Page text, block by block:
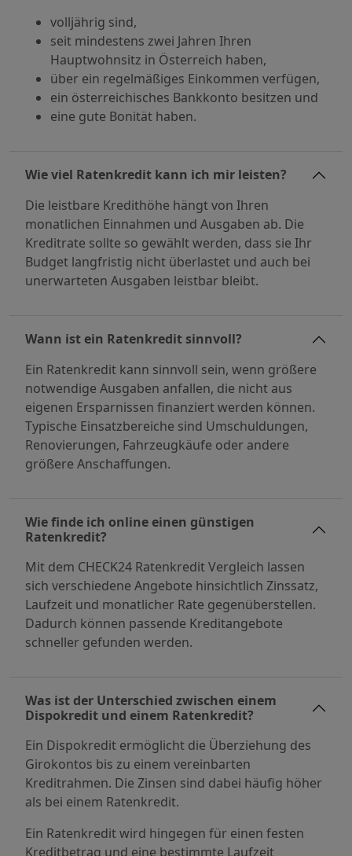
volljährig sind,
seit mindestens zwei Jahren Ihren
Hauptwohnsitz in Österreich haben,
über ein regelmäßiges Einkommen verfügen,
ein österreichisches Bankkonto besitzen und
eine gute Bonität haben.
Wie viel Ratenkredit kann ich mir leisten?
Die leistbare Kredithöhe hängt von Ihren
monatlichen Einnahmen und Ausgaben ab. Die
Kreditrate sollte so gewählt werden, dass sie Ihr
Budget langfristig nicht überlastet und auch bei
unerwarteten Ausgaben leistbar bleibt.
Wann ist ein Ratenkredit sinnvoll?
Ein Ratenkredit kann sinnvoll sein, wenn größere
notwendige Ausgaben anfallen, die nicht aus
eigenen Ersparnissen finanziert werden können.
Typische Einsatzbereiche sind Umschuldungen,
Renovierungen, Fahrzeugkäufe oder andere
größere Anschaffungen.
Wie finde ich online einen günstigen
Ratenkredit?
Mit dem CHECK24 Ratenkredit Vergleich lassen
sich verschiedene Angebote hinsichtlich Zinssatz,
Laufzeit und monatlicher Rate gegenüberstellen.
Dadurch können passende Kreditangebote
schneller gefunden werden.
Was ist der Unterschied zwischen einem
Dispokredit und einem Ratenkredit?
Ein Dispokredit ermöglicht die Überziehung des
Girokontos bis zu einem vereinbarten
Kreditrahmen. Die Zinsen sind dabei häufig höher
als bei einem Ratenkredit.
Ein Ratenkredit wird hingegen für einen festen
Kreditbetrag und eine bestimmte Laufzeit